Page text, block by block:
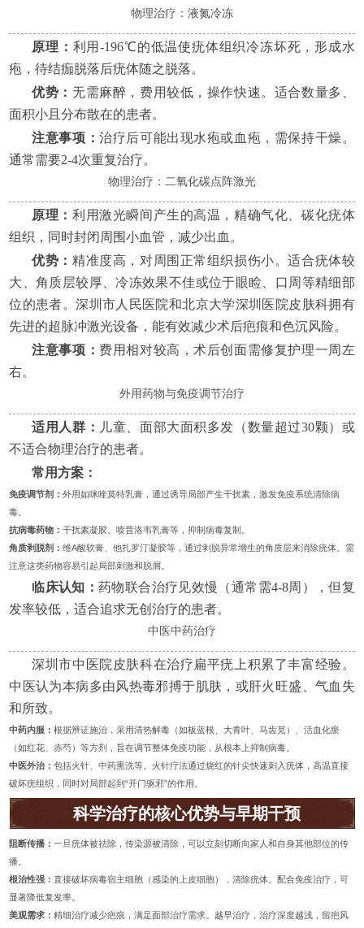
物理治疗：液氮冷冻
原理： 利用-196℃的低温使疣体组织冷冻坏死，形成水
疱，待结痂脱落后疣体随之脱落。
优势： 无需麻醉，费用较低，操作快速。适合数量多、
面积小且分布散在的患者。
注意事项：治疗后可能出现水疱或血疱，需保持干燥。
通常需要2-4次重复治疗。
物理治疗：二氧化碳点阵激光
原理： 利用激光瞬间产生的高温，精确气化、碳化疣体
组织，同时封闭周围小血管，减少出血。
优势： 精准度高，对周围正常组织损伤小。适合疣体较
大、角质层较厚、冷冻效果不佳或位于眼睑、口周等精细部
位的患者。深圳市人民医院和北京大学深圳医院皮肤科拥有
先进的超脉冲激光设备，能有效减少术后疤痕和色沉风险。
注意事项： 费用相对较高，术后创面需修复护理一周左
右。
外用药物与免疫调节治疗
适用人群： 儿童、面部大面积多发（数量超过30颗）或
不适合物理治疗的患者。
常用方案：
免疫调节剂：外用如咪喹莫特乳膏，通过诱导局部产生干扰素，激发免疫系统清除病
毒。
抗病毒药物：干扰素凝胶、喷昔洛韦乳膏等，抑制病毒复制。
角质剥脱剂：维A酸软膏、他扎罗汀凝胶等，通过剥脱异常增生的角质层来消除疣体。需
注意这类药物容易引起局部刺激和脱屑。
临床认知：药物联合治疗见效慢（通常需4-8周），但复
发率较低，适合追求无创治疗的患者。
中医中药治疗
深圳市中医院皮肤科在治疗扁平疣上积累了丰富经验。
中医认为本病多由风热毒邪搏于肌肤，或肝火旺盛、气血失
和所致。
中药内服：根据辨证施治，采用清热解毒（如板蓝根、大青叶、马齿苋）、活血化瘀
（如红花、赤芍）等方剂，旨在调节整体免疫功能，从根本上抑制病毒。
中医外治：包括火针、中药熏洗等。火针疗法通过烧红的针尖快速刺入疣体，高温直接
破坏疣组织，同时对局部起到“开门驱邪”的作用。
科学治疗的核心优势与早期干预
阻断传播：一旦疣体被祛除，传染源被清除，可以立刻切断向家人和自身其他部位的传
播。
根治性强：直接破坏病毒宿主细胞（感染的上皮细胞），清除疣体。配合免疫治疗，可
显著降低复发率。
美观需求：精细治疗减少疤痕，满足面部治疗需求。越早治疗，治疗深度越浅，留疤风